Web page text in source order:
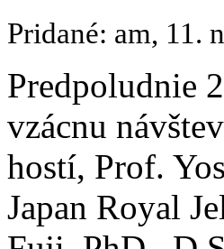
Pridané: am, 11.
Predpoludnie
vzácnu
hostí, Prof.
Japan Royal